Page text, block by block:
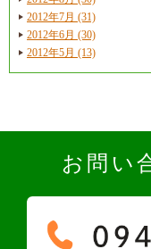
2012年7月 (31)
2012年6月 (30)
2012年5月 (13)
お問い